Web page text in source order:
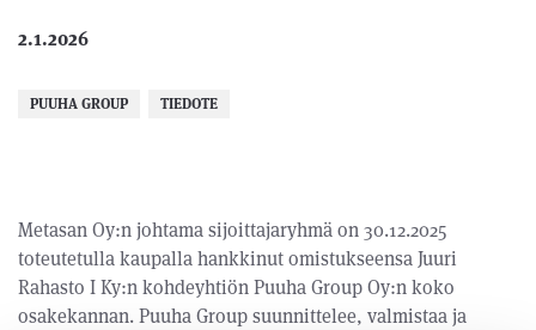
2.1.2026
PUUHA GROUP TIEDOTE
Metasan Oy:n johtama sijoittajaryhmä on 30.12.2025
toteutetulla kaupalla hankkinut omistukseensa Juuri
Rahasto I Ky:n kohdeyhtiön Puuha Group Oy:n koko
osakekannan. Puuha Group suunnittelee, valmistaa ja